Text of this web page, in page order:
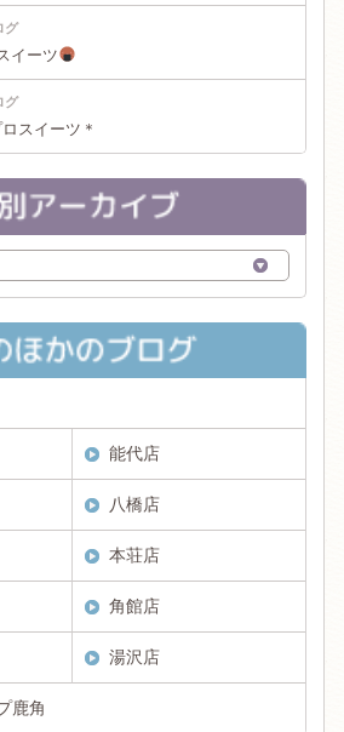
グ
イーツ
グ
スイーツ＊
能代店
八橋店
本荘店
角館店
湯沢店
鹿角